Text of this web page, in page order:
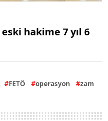
eski hakime 7 yıl 6
FETÖ operasyon
zam